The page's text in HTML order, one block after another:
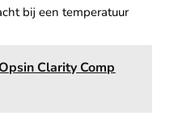
bij een temperatuur
Clarity Comp